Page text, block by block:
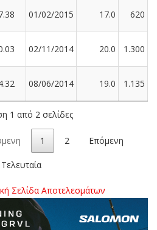
01/02/2015 17.0 620
02/11/2014 20.0 1.300
08/06/2014 19.0 1.135
1 από 2 σελίδες
1 2 Επόμενη
Τελευταία
Σελίδα Αποτελεσμάτων